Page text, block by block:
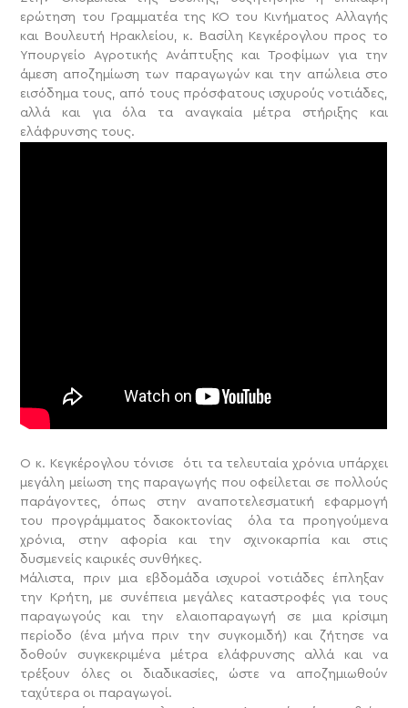
ερώτηση του Γραμματέα της ΚΟ του Κινήματος Αλλαγής
και Βουλευτή Ηρακλείου, κ. Βασίλη Κεγκέρογλου προς το
Υπουργείο Αγροτικής Ανάπτυξης και Τροφίμων για την
άμεση αποζημίωση των παραγωγών και την απώλεια στο
εισόδημα τους, από τους πρόσφατους ισχυρούς νοτιάδες,
αλλά και για όλα τα αναγκαία μέτρα στήριξης και
ελάφρυνσης τους.
Ο κ. Κεγκέρογλου τόνισε ότι τα τελευταία χρόνια υπάρχει
μεγάλη μείωση της παραγωγής που οφείλεται σε πολλούς
παράγοντες, όπως στην αναποτελεσματική εφαρμογή
του προγράμματος δακοκτονίας όλα τα προηγούμενα
χρόνια, στην αφορία και την σχινοκαρπία και στις
δυσμενείς καιρικές συνθήκες.
Μάλιστα, πριν μια εβδομάδα ισχυροί νοτιάδες έπληξαν
την Κρήτη, με συνέπεια μεγάλες καταστροφές για τους
παραγωγούς και την ελαιοπαραγωγή σε μια κρίσιμη
περίοδο (ένα μήνα πριν την συγκομιδή) και ζήτησε να
δοθούν συγκεκριμένα μέτρα ελάφρυνσης αλλά και να
τρέξουν όλες οι διαδικασίες, ώστε να αποζημιωθούν
ταχύτερα οι παραγωγοί.